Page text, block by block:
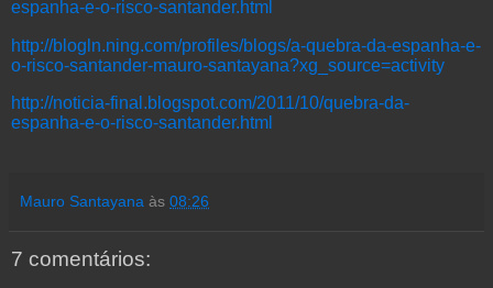
espanha-e-o-risco-santander.html
http://blogln.ning.com/profiles/blogs/a-quebra-da-espanha-e-
o-risco-santander-mauro-santayana?xg_source=activity
http://noticia-final.blogspot.com/2011/10/quebra-da-
espanha-e-o-risco-santander.html
Mauro Santayana às 08:26
7 comentários: